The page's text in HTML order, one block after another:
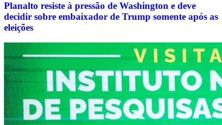
Planalto resiste à pressão de Washington e deve
decidir sobre embaixador de Trump somente após as
eleições